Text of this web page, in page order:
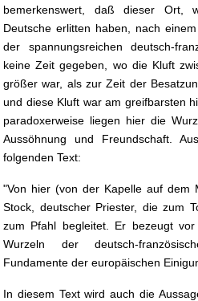
bemerkenswert, daß dieser Ort,
Deutsche erlitten haben, nach
der spannungsreichen deutsch-
keine Zeit gegeben, wo die Kluft
größer war, als zur Zeit der
und diese Kluft war am greifbarsten
paradoxerweise liegen hier die
Aussöhnung und Freundschaft.
folgenden Text:
"Von hier (von der Kapelle auf dem
Stock, deutscher Priester, die zum
zum Pfahl begleitet. Er bezeugt
Wurzeln der deutsch-
Fundamente der europäischen
In diesem Text wird auch die